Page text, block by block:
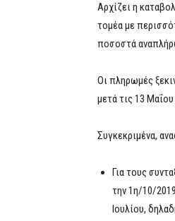
Αρχίζει η
τομέα με
ποσοστά
Οι πληρωμές
μετά τις 13
Συγκεκριμένα,
Για τους
την 1η/10/
Ιουλίου,